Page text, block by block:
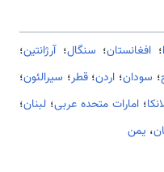
؛ افغانستان؛ سنگال؛آرژانتین؛
؛ سودان؛ اردن؛قطر؛ سیرالئون؛
؛امارات متحده عربی؛ لبنان؛
، یمن